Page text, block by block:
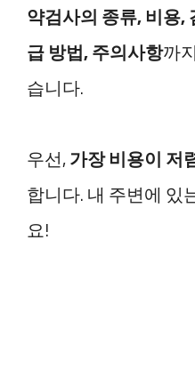
약검사의 종류, 비용,
급 방법, 주의사항까
습니다.
우선,가장 비용이 저
합니다. 내 주변에 있
요!